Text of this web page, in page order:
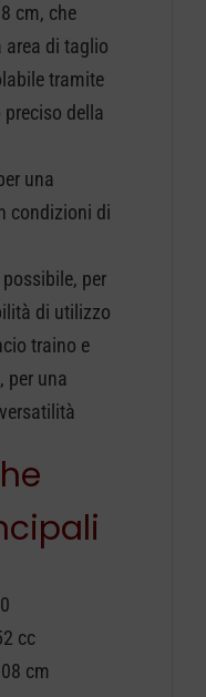
cm, che
area di taglio
tramite
preciso della
una
condizioni di
per
di utilizzo
traino e
per una
cc
cm